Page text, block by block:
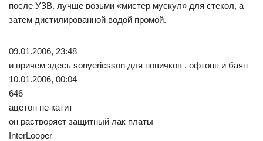
после УЗВ. лучше возьми «мистер мускул» для стекол, а
затем дистилированной водой промой.
09.01.2006, 23:48
и причем здесь sonyericsson для новичков . офтопп и баян
10.01.2006, 00:04
646
ацетон не катит
он растворяет защитный лак платы
InterLooper